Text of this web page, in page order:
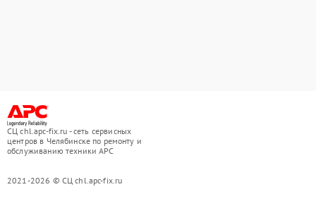
СЦ chl.apc-fix.ru - сеть сервисных
центров в Челябинске по ремонту и
обслуживанию техники APC
2021-2026 © СЦ chl.apc-fix.ru